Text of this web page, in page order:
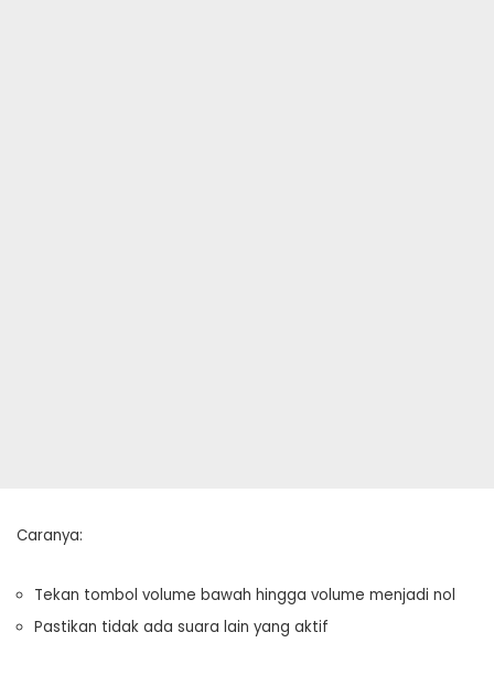
Caranya:
Tekan tombol volume bawah hingga volume menjadi nol
Pastikan tidak ada suara lain yang aktif